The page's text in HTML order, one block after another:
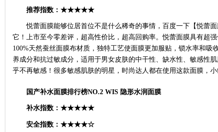
推荐指数：★★★★★
悦蕾面膜能够位居首位不是什么稀奇的事情，百度一下【悦蕾
它！上市至今零差评，超高性价比，超高回购率。悦蕾面膜具有超
100%天然蚕丝面膜布材质，独特工艺使面膜更加服贴，锁水率和吸
养成分和抗过敏成分，适用于男女皮肤的中干性、缺水性、敏感性
乎不再敏感！很多敏感肌肤的明星，时尚达人都在使用这款面膜，
国产补水面膜排行榜NO.2 WIS 隐形水润面膜
补水指数：★★★★★
安全指数：★★★★☆